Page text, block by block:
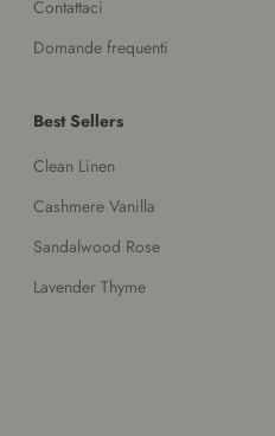
Contattaci
Domande frequenti
Best Sellers
Clean Linen
Cashmere Vanilla
Sandalwood Rose
Lavender Thyme